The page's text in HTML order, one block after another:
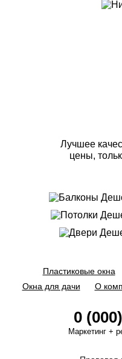
Лучшее
цены,
Пластиковые окна
Окна для дачи
О
0
Маркетинг +